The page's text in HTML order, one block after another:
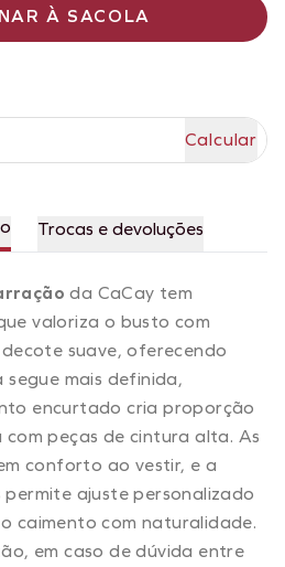
À SACOLA
Trocas e devoluções
da CaCay tem
valoriza o busto com
suave, oferecendo
mais definida,
encurtado cria proporção
peças de cintura alta. As
conforto ao vestir, e a
ajuste personalizado
caimento com naturalidade.
em caso de dúvida entre